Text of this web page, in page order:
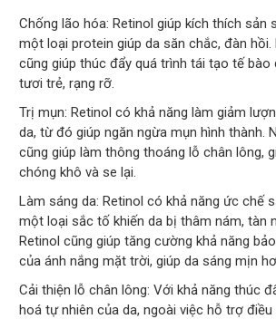
Chống lão hóa: Retinol giúp kích thích sản
một loại protein giúp da săn chắc, đàn hồi.
cũng giúp thúc đẩy quá trình tái tạo tế bào
tươi trẻ, rạng rỡ.
Trị mụn: Retinol có khả năng làm giảm
da, từ đó giúp ngăn ngừa mụn hình thành.
cũng giúp làm thông thoáng lỗ chân lông,
chóng khô và se lại.
Làm sáng da: Retinol có khả năng ức chế
một loại sắc tố khiến da bị thâm nám, tàn
Retinol cũng giúp tăng cường khả năng
của ánh nắng mặt trời, giúp da sáng mịn
Cải thiện lỗ chân lông: Với khả năng thúc
hoá tự nhiên của da, ngoài việc hỗ trợ